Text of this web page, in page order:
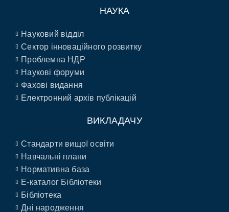
НАУКА
Науковий відділ
Сектор інноваційного розвитку
Проблемна НДР
Наукові форуми
Фахові видання
Електронний архів публікацій
ВИКЛАДАЧУ
Стандарти вищої освіти
Навчальні плани
Нормативна база
E-каталог Бібліотеки
Бібліотека
Дні народження